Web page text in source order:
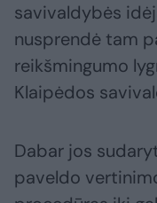
savivaldybės
nusprendė tam
reikšmingumo
Klaipėdos
Dabar jos
paveldo